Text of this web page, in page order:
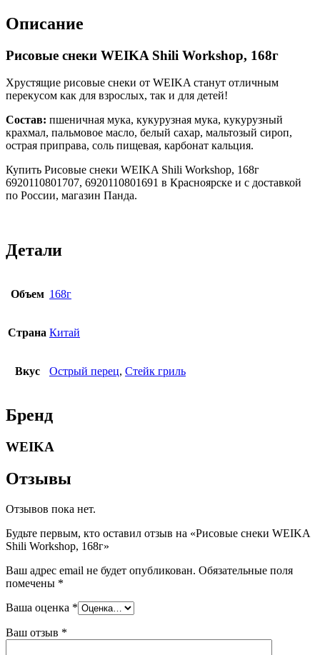
Описание
Рисовые снеки WEIKA Shili Workshop, 168г
Хрустящие рисовые снеки от WEIKA станут отличным
перекусом как для взрослых, так и для детей!
Состав: пшеничная мука, кукурузная мука, кукурузный
крахмал, пальмовое масло, белый сахар, мальтозый сироп,
острая приправа, соль пищевая, карбонат кальция.
Купить Рисовые снеки WEIKA Shili Workshop, 168г
6920110801707, 6920110801691 в Красноярске и с доставкой
по России, магазин Панда.
Детали
Объем 168г
Страна Китай
Вкус Острый перец, Стейк гриль
Бренд
WEIKA
Отзывы
Отзывов пока нет.
Будьте первым, кто оставил отзыв на «Рисовые снеки WEIKA
Shili Workshop, 168г»
Ваш адрес email не будет опубликован. Обязательные поля
помечены *
Ваша оценка *
Ваш отзыв *